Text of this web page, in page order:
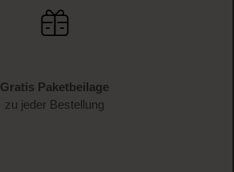
Gratis Paketbeilage
zu jeder Bestellung